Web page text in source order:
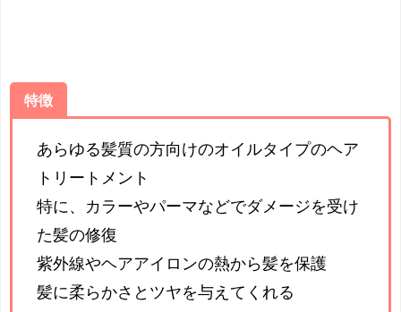
特徴
あらゆる髪質の方向けのオイルタイプのヘア
トリートメント
特に、カラーやパーマなどでダメージを受け
た髪の修復
紫外線やヘアアイロンの熱から髪を保護
髪に柔らかさとツヤを与えてくれる